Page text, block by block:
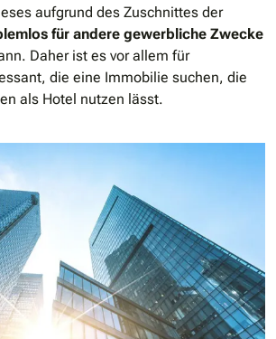
aufgrund des Zuschnittes der
für andere gewerbliche Zwecke
Daher ist es vor allem für
die eine Immobilie suchen, die
als Hotel nutzen lässt.